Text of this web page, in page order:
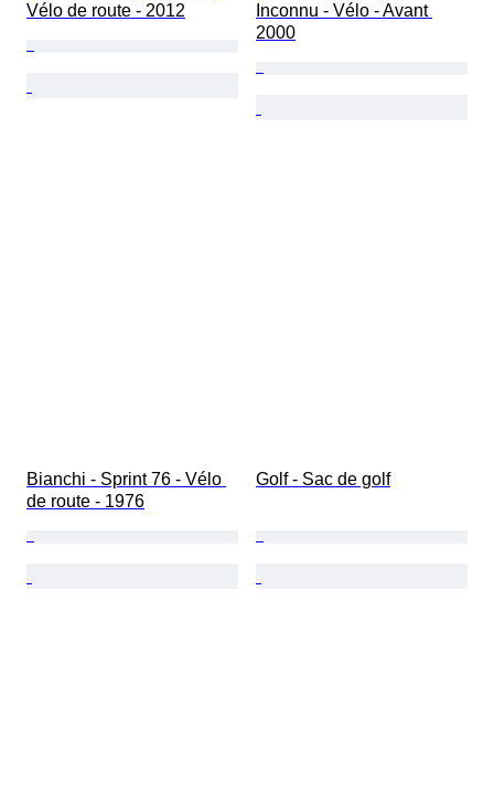
Vélo de route - 2012
Inconnu - Vélo - Avant
2000
Bianchi - Sprint 76 - Vélo
de route - 1976
Golf - Sac de golf